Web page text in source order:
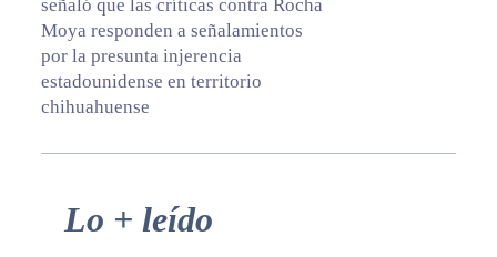
señaló que las críticas contra Rocha
Moya responden a señalamientos
por la presunta injerencia
estadounidense en territorio
chihuahuense
Primary
Sidebar
Lo + leído